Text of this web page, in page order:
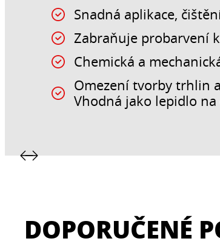
Snadná aplikace,
Zabraňuje probarvení
Chemická a
Omezení tvorby trhlin
Vhodná jako lepidlo
DOPORUČENÉ